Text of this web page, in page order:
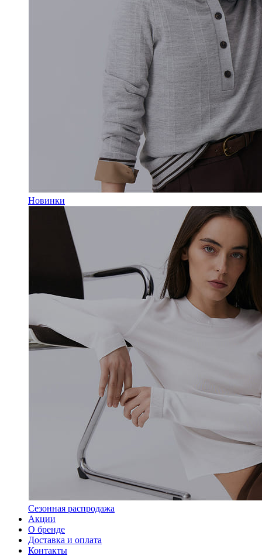
Новинки
Сезонная распродажа
Акции
О бренде
Доставка и оплата
Контакты